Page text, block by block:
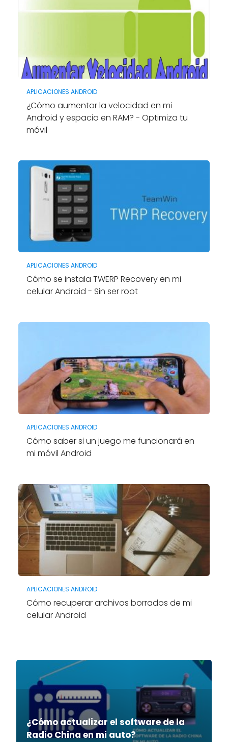
APLICACIONES ANDROID
¿Cómo aumentar la velocidad en mi
Android y espacio en RAM? - Optimiza tu
móvil
APLICACIONES ANDROID
Cómo se instala TWERP Recovery en mi
celular Android - Sin ser root
APLICACIONES ANDROID
Cómo saber si un juego me funcionará en
mi móvil Android
APLICACIONES ANDROID
Cómo recuperar archivos borrados de mi
celular Android
¿Cómo actualizar el software de la
Radio China en mi auto?